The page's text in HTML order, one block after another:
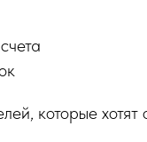
которые